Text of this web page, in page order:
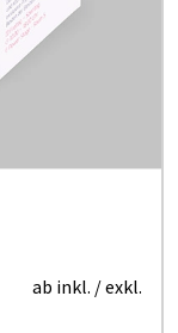
ab inkl. / exkl.